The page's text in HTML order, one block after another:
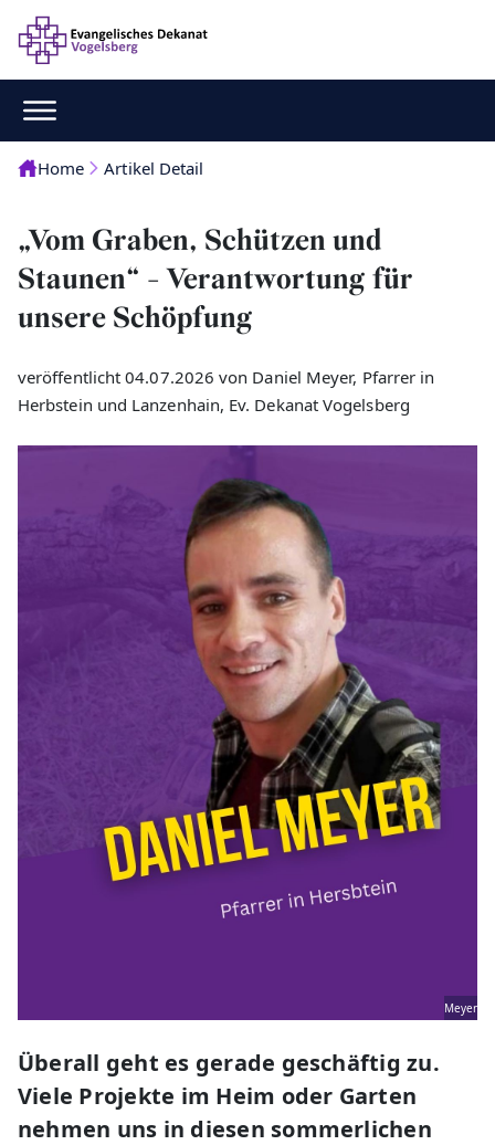
Home Artikel Detail
„Vom Graben, Schützen und
Staunen“ - Verantwortung für
unsere Schöpfung
veröffentlicht 04.07.2026 von Daniel Meyer, Pfarrer in
Herbstein und Lanzenhain, Ev. Dekanat Vogelsberg
Meyer
Überall geht es gerade geschäftig zu.
Viele Projekte im Heim oder Garten
nehmen uns in diesen sommerlichen